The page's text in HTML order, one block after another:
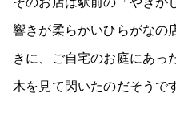
響きが柔らかいひらがなの
きに、ご自宅のお庭にあっ
木を見て閃いたのだそうで